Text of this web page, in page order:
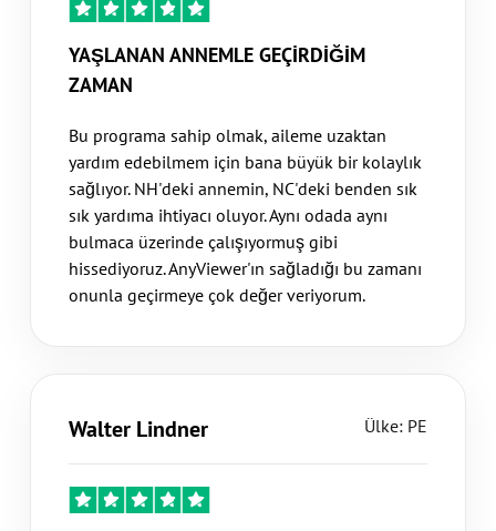
YAŞLANAN ANNEMLE GEÇİRDİĞİM
ZAMAN
Bu programa sahip olmak, aileme uzaktan
yardım edebilmem için bana büyük bir kolaylık
sağlıyor. NH'deki annemin, NC'deki benden sık
sık yardıma ihtiyacı oluyor. Aynı odada aynı
bulmaca üzerinde çalışıyormuş gibi
hissediyoruz. AnyViewer'ın sağladığı bu zamanı
onunla geçirmeye çok değer veriyorum.
Walter Lindner Ülke: PE